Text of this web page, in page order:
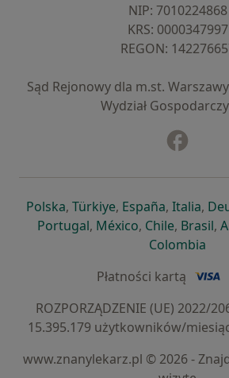
NIP: ⁠7010224868
KRS: ⁠0000347997
REGON:
Sąd Rejonowy dla m.st.
Wydział Gospodarczy
Polskaotwiera się w nowej karcie
, Türkiyeotwiera się w
, Españaotwiera
, Italia,
Portugalotwiera się w nowej
, Méxicootwiera się w
, Chileotwiera
, Brasil,
Colombia
Płatności kartą
ROZPORZĄDZENIE (UE) 2022/
15.395.179 użytkowników/
www.znanylekarz.pl © 2026 -